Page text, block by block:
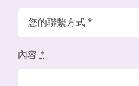
內容*